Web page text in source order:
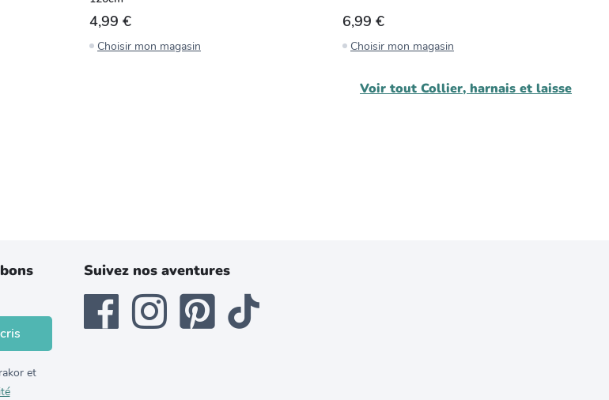
4,99 €
Choisir mon magasin
6,99 €
Choisir mon magasin
Voir tout Collier, harnais et laisse
et
Suivez nos aventures